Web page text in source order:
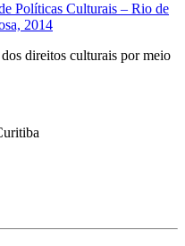
Políticas Culturais – Rio de
2014
direitos culturais por meio